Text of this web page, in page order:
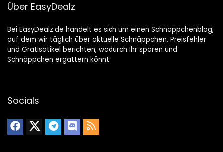
Über EasyDealz
Bei EasyDealz.de handelt es sich um einen Schnäppchenblog,
auf dem wir täglich über aktuelle Schnäppchen, Preisfehler
und Gratisatikel berichten, wodurch Ihr sparen und
Schnäppchen ergattern könnt.
Socials